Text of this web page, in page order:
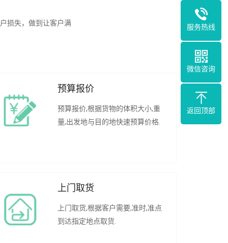
损失，做到让客户满
预算报价
预算报价,根据货物的体积大小,重
量,出发地与目的地快速预算价格.
上门取货
上门取货,根据客户需要,准时,准点
到达指定地点取货.
服务热线
微信咨询
返回顶部